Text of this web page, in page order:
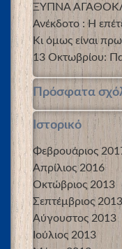
ΞΥΠΝΑ ΑΓΑΘΟΚΛΗ
Ανέκδοτο : Η
Κι όμως είναι
13 Οκτωβρίου:
Πρόσφατα
Ιστορικό
Φεβρουάριος
Απρίλιος 2016
Οκτώβριος 2013
Σεπτέμβριος 2013
Αύγουστος 2013
Ιούλιος 2013